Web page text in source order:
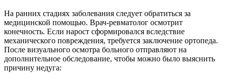
На ранних стадиях заболевания следует обратиться за
медицинской помощью. Врач-ревматолог осмотрит
конечность. Если нарост сформировался вследствие
механического повреждения, требуется заключение ортопеда.
После визуального осмотра больного отправляют на
дополнительное обследование, чтобы можно было выяснить
причину недуга: